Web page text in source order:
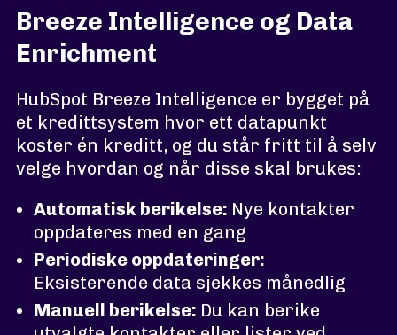
Breeze Intelligence og Data
Enrichment
HubSpot Breeze Intelligence er bygget på
et kredittsystem hvor ett datapunkt
koster én kreditt, og du står fritt til å selv
velge hvordan og når disse skal brukes:
Automatisk berikelse: Nye kontakter
oppdateres med en gang
Periodiske oppdateringer:
Eksisterende data sjekkes månedlig
Manuell berikelse: Du kan berike